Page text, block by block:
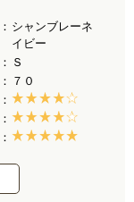
シャンブレーネ
イビー
Ｓ
７０